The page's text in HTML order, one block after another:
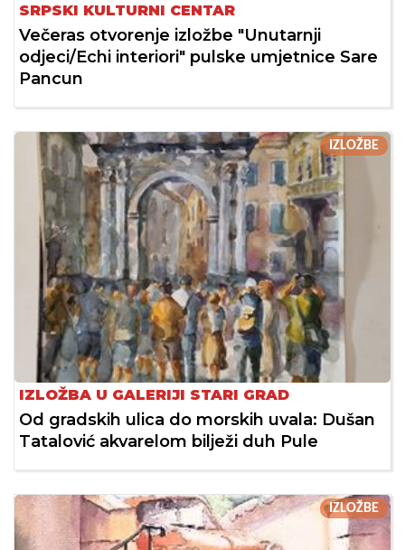
SRPSKI KULTURNI CENTAR
Večeras otvorenje izložbe "Unutarnji
odjeci/Echi interiori" pulske umjetnice Sare
Pancun
IZLOŽBE
IZLOŽBA U GALERIJI STARI GRAD
Od gradskih ulica do morskih uvala: Dušan
Tatalović akvarelom bilježi duh Pule
IZLOŽBE